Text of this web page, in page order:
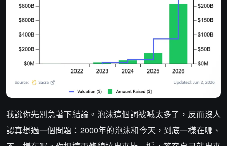
我說你先別急著下結論。泡沫這個詞被喊太多了，反而沒人
認真想過一個問題：2000年的泡沫和今天，到底一樣在哪、